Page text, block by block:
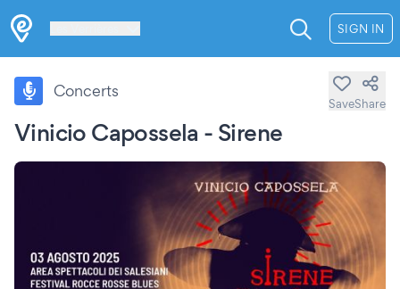
SIGN IN
Vinicio Capossela - Sirene
Concerts
SaveShare